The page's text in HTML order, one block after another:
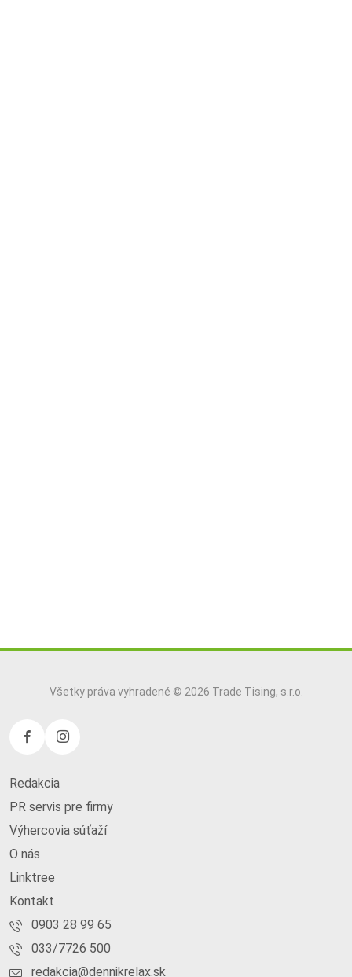
Všetky práva vyhradené © 2026 Trade Tising, s.r.o.
Redakcia
PR servis pre firmy
Výhercovia súťaží
O nás
Linktree
Kontakt
0903 28 99 65
033/7726 500
redakcia@dennikrelax.sk